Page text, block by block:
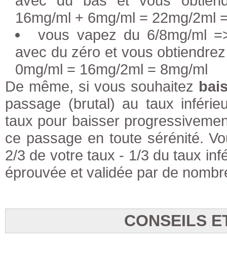
16mg/ml + 6mg/ml = 22mg/2ml
vous vapez du 6/8mg/ml
avec du zéro et vous
0mg/ml = 16mg/2ml = 8mg/ml
De même, si vous souhaitez
passage (brutal) au taux
taux pour baisser
ce passage en toute sérénité.
2/3 de votre taux - 1/3 du taux
éprouvée et validée par de
CONSEILS